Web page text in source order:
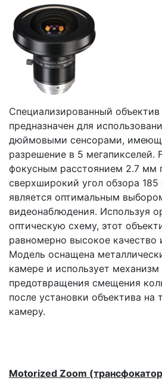
Специализированный объектив
предназначен для
дюймовыми сенсорами,
разрешение в 5 мегапикселей.
фокусным расстоянием 2.7 мм
сверхширокий угол обзора 185
является оптимальным
видеонаблюдения. Используя
оптическую схему, этот
равномерно высокое качество
Модель оснащена
камере и использует
предотвращения смещения
после установки объектива на
камеру.
Motorized Zoom